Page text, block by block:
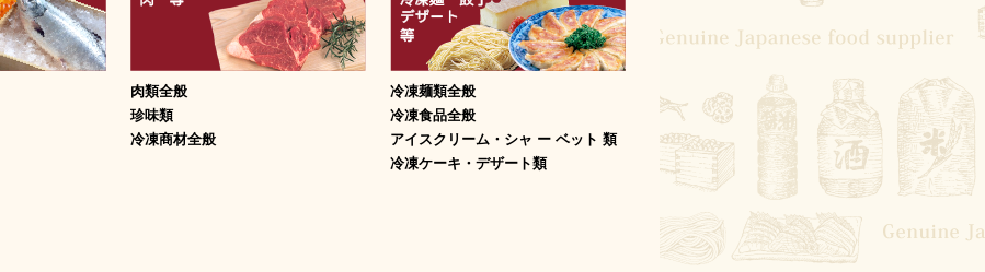
肉類全般
珍味類
冷凍商材全般
冷凍麺類全般
冷凍食品全般
アイスクリーム・シャ ー ベット 類
冷凍ケーキ・デザート類